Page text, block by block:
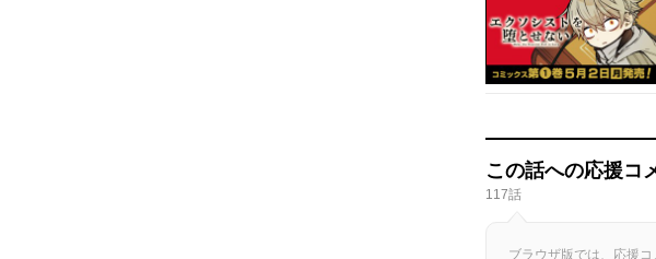
この話への応援コ
117話
ブラウザ版では、応援